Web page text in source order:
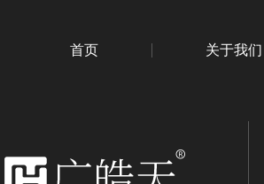
首页 关于我们